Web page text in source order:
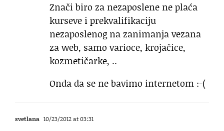
Znači biro za nezaposlene ne plaća
kurseve i prekvalifikaciju
nezaposlenog na zanimanja vezana
za web, samo varioce, krojačice,
kozmetičarke, ..
Onda da se ne bavimo internetom :-(
svetlana 10/23/2012 at 03:31